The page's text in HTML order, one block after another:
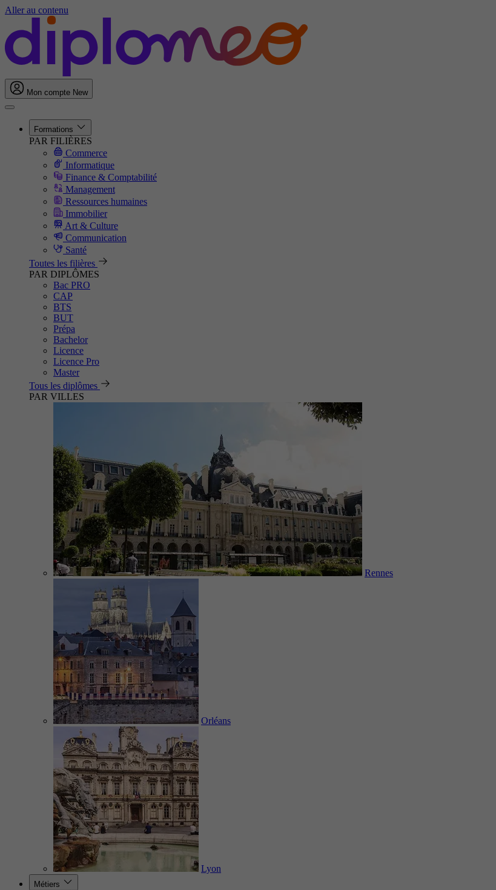
Aller au contenu
Mon compte New
Formations
PAR FILIÈRES
Commerce
Informatique
Finance & Comptabilité
Management
Ressources humaines
Immobilier
Art & Culture
Communication
Santé
Toutes les filières
PAR DIPLÔMES
Bac PRO
CAP
BTS
BUT
Prépa
Bachelor
Licence
Licence Pro
Master
Tous les diplômes
PAR VILLES
Rennes
Orléans
Lyon
Métiers